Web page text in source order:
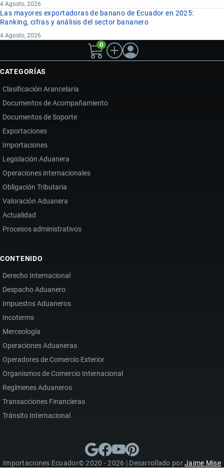
4 Agosto, 2026
Las mayores exportadoras de banano de Ecuador en 2025:
Ranking, cifras y análisis del sector bananero
4 Agosto, 2026
0
CATEGORÍAS
Clasificación Arancelaria
Documentos de Acompañamiento
Documentos de Soporte
Exportaciones
Importaciones
Legislación Aduanera
Operaciones internacionales
Obligación Tributaria
Valoración Aduanera
Actualidad
Procesos administrativos
CONTENIDO
Derecho Internacional
Despacho Aduanero
Impuestos Aduaneros
Incoterms
Merceología
Operaciones Aduaneras
Operadores de Comercio Exterior
Organismos de Comercio Internacional
Regímenes Aduaneros
Transacciones Financieras
Tránsito Internacional
Importaciones Ecuador© 2020 - 2026 | Desarrollado porJaime Mise